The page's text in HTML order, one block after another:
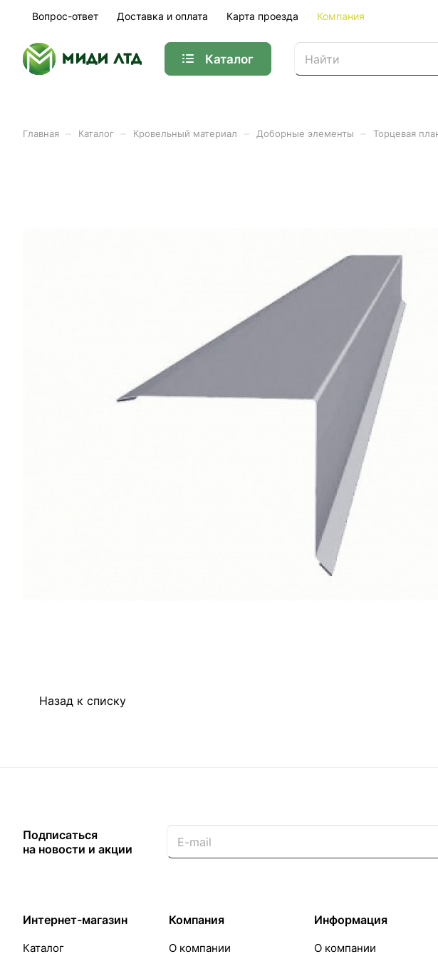
Вопрос-ответ Доставка и оплата Карта проезда Компания
Каталог
Главная Каталог Кровельный материал Доборные элементы Торцевая
Назад к списку
Подписаться
на новости и акции
Интернет-магазин
Каталог
Компания
О компании
Информация
О компании